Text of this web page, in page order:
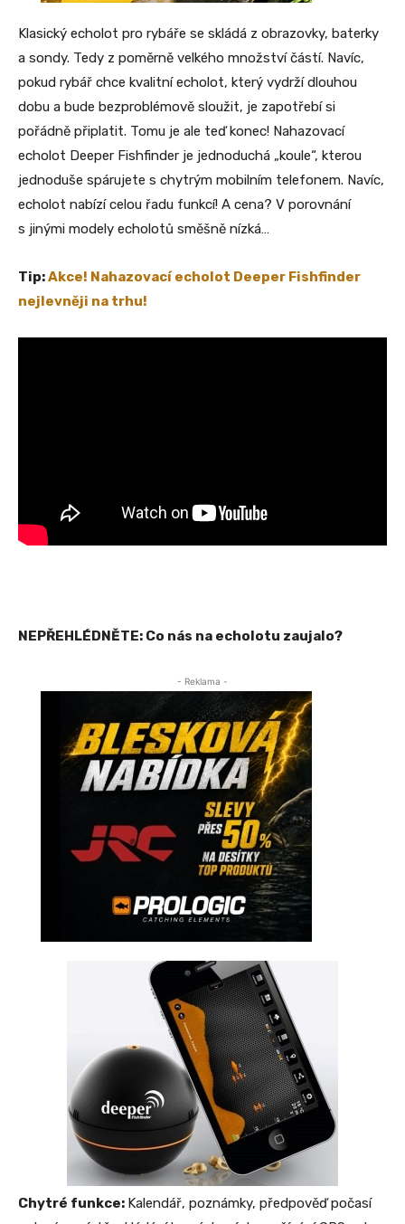
Klasický echolot pro rybáře se skládá z obrazovky, baterky
a sondy. Tedy z poměrně velkého množství částí. Navíc,
pokud rybář chce kvalitní echolot, který vydrží dlouhou
dobu a bude bezproblémově sloužit, je zapotřebí si
pořádně připlatit. Tomu je ale teď konec! Nahazovací
echolot Deeper Fishfinder je jednoduchá „koule“, kterou
jednoduše spárujete s chytrým mobilním telefonem. Navíc,
echolot nabízí celou řadu funkcí! A cena? V porovnání
s jinými modely echolotů směšně nízká…
Tip:Akce! Nahazovací echolot Deeper Fishfinder
nejlevněji na trhu!
NEPŘEHLÉDNĚTE: Co nás na echolotu zaujalo?
- Reklama -
Chytré funkce: Kalendář, poznámky, předpověď počasí